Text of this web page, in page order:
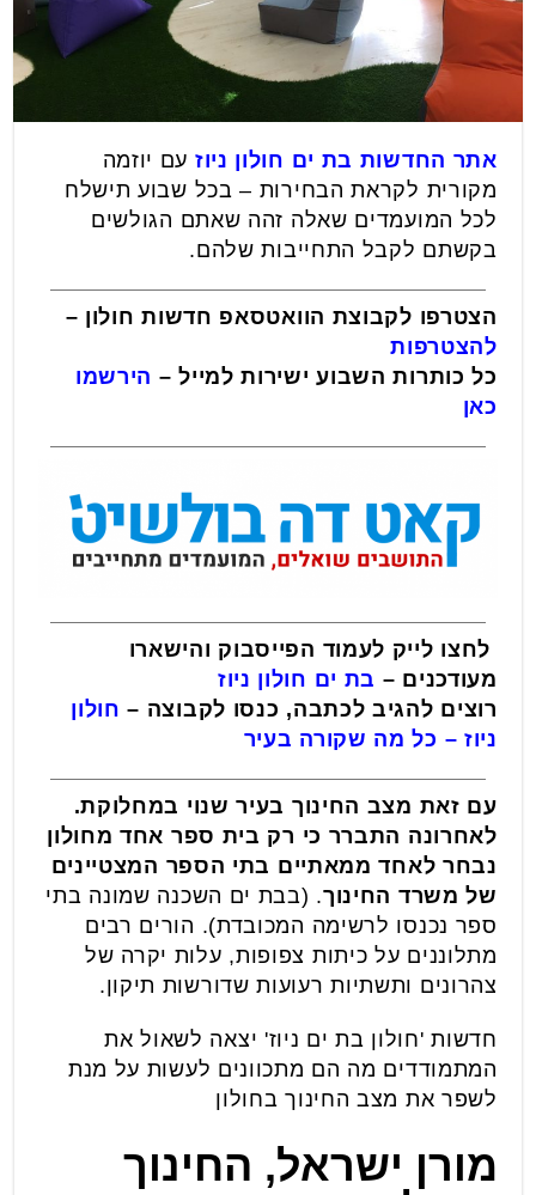
אתר החדשות בת ים חולון ניוז עם יוזמה
מקורית לקראת הבחירות – בכל שבוע תישלח
לכל המועמדים שאלה זהה שאתם הגולשים
בקשתם לקבל התחייבות שלהם.
הצטרפו לקבוצת הוואטסאפ חדשות חולון –
להצטרפות
כל כותרות השבוע ישירות למייל – הירשמו
כאן
לחצו לייק לעמוד הפייסבוק והישארו
מעודכנים – בת ים חולון ניוז
רוצים להגיב לכתבה, כנסו לקבוצה – חולון
ניוז – כל מה שקורה בעיר
עם זאת מצב החינוך בעיר שנוי במחלוקת.
לאחרונה התברר כי רק בית ספר אחד מחולון
נבחר לאחד ממאתיים בתי הספר המצטיינים
של משרד החינוך. (בבת ים השכנה שמונה בתי
ספר נכנסו לרשימה המכובדת). הורים רבים
מתלוננים על כיתות צפופות, עלות יקרה של
צהרונים ותשתיות רעועות שדורשות תיקון.
חדשות 'חולון בת ים ניוז' יצאה לשאול את
המתמודדים מה הם מתכוונים לעשות על מנת
לשפר את מצב החינוך בחולון
מורן ישראל, החינוך